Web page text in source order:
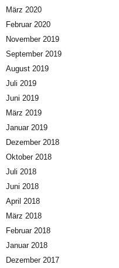
März 2020
Februar 2020
November 2019
September 2019
August 2019
Juli 2019
Juni 2019
März 2019
Januar 2019
Dezember 2018
Oktober 2018
Juli 2018
Juni 2018
April 2018
März 2018
Februar 2018
Januar 2018
Dezember 2017